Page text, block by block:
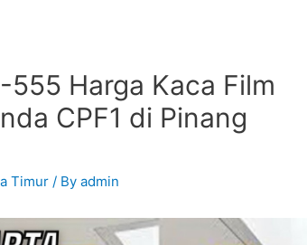
Harga Kaca Film
CPF1 di Pinang
Timur / Byadmin